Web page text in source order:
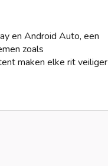
en Android Auto, een
zoals
maken elke rit veiliger